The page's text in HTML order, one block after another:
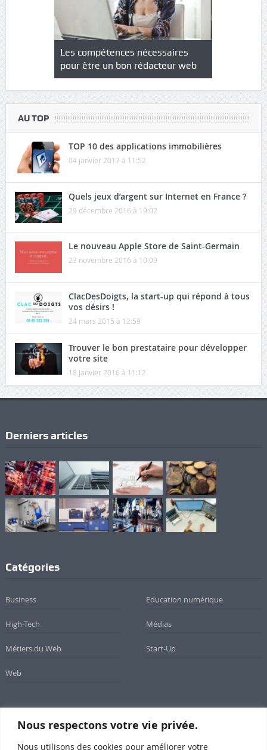
Nous respectons votre vie privée.
Nous utilisons des cookies pour améliorer votre
: un
Les compétences nécessaires
pour être un bon rédacteur web
AU TOP
TOP 10 des applications immobilières
04 janvier 2017 à 11:52
Quels jeux d’argent sur Internet en France ?
29 décembre 2016 à 19:02
Le nouveau Apple Store de Saint-Germain
23 novembre 2016 à 10:09
ClacDesDoigts, la start-up qui répond à tous
vos désirs !
24 mars 2015 à 12:59
Trouver le bon prestataire pour développer
votre site
18 janvier 2016 à 11:12
Derniers articles
Catégories
Business Education numérique
High-Tech Médias
Métiers du Web Start-Up
Web
Newsletter